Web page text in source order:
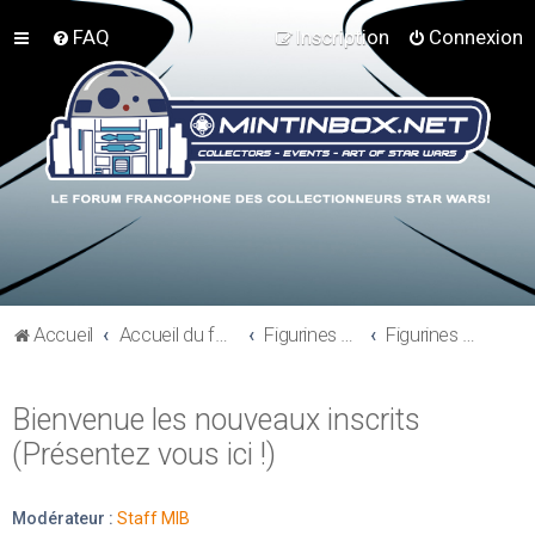
FAQ Connexion
Inscription
Accueil Accueil du forum Figurines 3"3/4, Playsets, Vaisseaux,… Figurines Vintages
Bienvenue les nouveaux inscrits
(Présentez vous ici !)
Modérateur : Staff MIB